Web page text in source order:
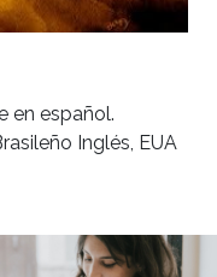
en español.
Inglés, EUA